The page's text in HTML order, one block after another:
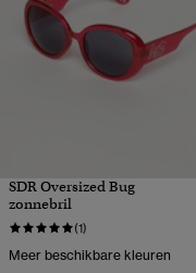
SDR Oversized Bug
zonnebril
(1)
Meer beschikbare kleuren